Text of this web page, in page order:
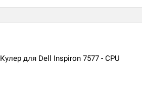
Кулер для Dell Inspiron 7577 - CPU